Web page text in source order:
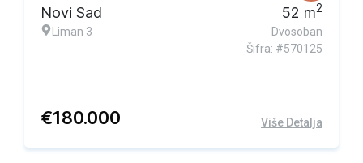
Novi Sad
Liman 3
52 m2
Dvosoban
Šifra: #570125
€180.000 Više Detalja